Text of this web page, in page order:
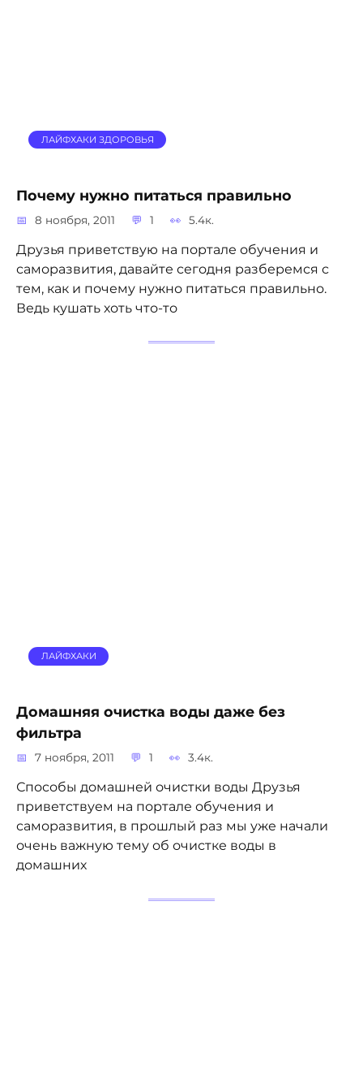
ЛАЙФХАКИ ЗДОРОВЬЯ
Почему нужно питаться правильно
8 ноября, 2011 1 5.4к.
Друзья приветствую на портале обучения и
саморазвития, давайте сегодня разберемся с
тем, как и почему нужно питаться правильно.
Ведь кушать хоть что-то
ЛАЙФХАКИ
Домашняя очистка воды даже без
фильтра
7 ноября, 2011 1 3.4к.
Способы домашней очистки воды Друзья
приветствуем на портале обучения и
саморазвития, в прошлый раз мы уже начали
очень важную тему об очистке воды в
домашних